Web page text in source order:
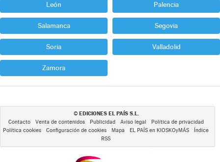
León Palencia
Salamanca Segovia
Soria Valladolid
Zamora
© EDICIONES EL PAÍS S.L.
Contacto Venta de contenidos Publicidad Aviso legal
Política de privacidad
Política cookies
Configuración de cookies Mapa EL PAÍS en KIOSKOyMÁS
Índice
RSS